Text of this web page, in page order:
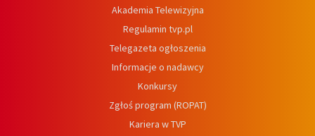
Akademia Telewizyjna
Regulamin tvp.pl
Telegazeta ogłoszenia
Informacje o nadawcy
Konkursy
Zgłoś program (ROPAT)
Kariera w TVP